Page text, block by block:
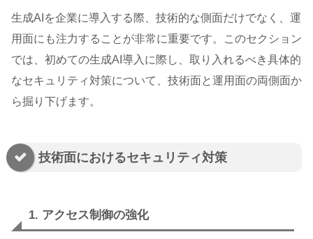
生成AIを企業に導入する際、技術的な側面だけでなく、運
用面にも注力することが非常に重要です。このセクション
では、初めての生成AI導入に際し、取り入れるべき具体的
なセキュリティ対策について、技術面と運用面の両側面か
ら掘り下げます。
技術面におけるセキュリティ対策
1. アクセス制御の強化